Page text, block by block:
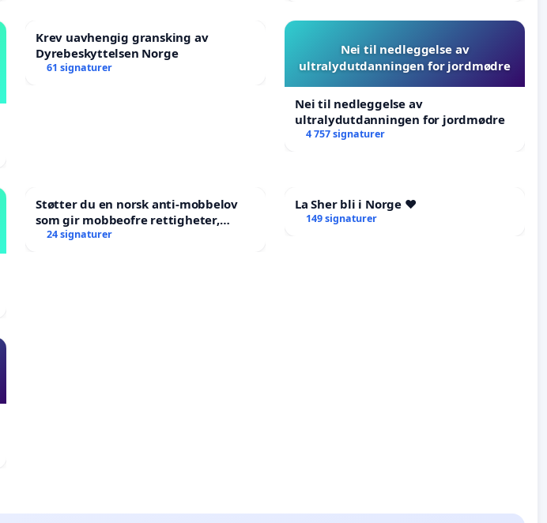
Krev uavhengig gransking av
Dyrebeskyttelsen Norge
61 signaturer
Nei til nedleggelse av
ultralydutdanningen for jordmødre
Nei til nedleggelse av
ultralydutdanningen for jordmødre
4 757 signaturer
Støtter du en norsk anti-mobbelov
som gir mobbeofre rettigheter,
oppreisning og hjelp?
24 signaturer
La Sher bli i Norge ❤️
149 signaturer